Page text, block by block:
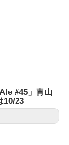
#45」青山
10/23